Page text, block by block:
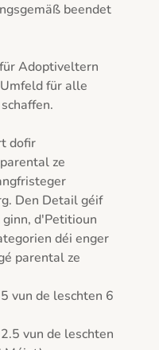
beendet
Adoptiveltern
für alle
dofir
ze
Den Detail géif
d'Petitioun
déi enger
parental ze